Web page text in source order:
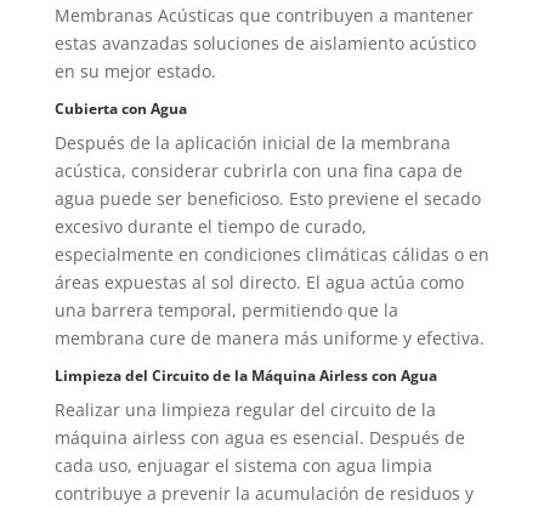
Membranas Acústicas que contribuyen a mantener
estas avanzadas soluciones de aislamiento acústico
en su mejor estado.
Cubierta con Agua
Después de la aplicación inicial de la membrana
acústica, considerar cubrirla con una fina capa de
agua puede ser beneficioso. Esto previene el secado
excesivo durante el tiempo de curado,
especialmente en condiciones climáticas cálidas o en
áreas expuestas al sol directo. El agua actúa como
una barrera temporal, permitiendo que la
membrana cure de manera más uniforme y efectiva.
Limpieza del Circuito de la Máquina Airless con Agua
Realizar una limpieza regular del circuito de la
máquina airless con agua es esencial. Después de
cada uso, enjuagar el sistema con agua limpia
contribuye a prevenir la acumulación de residuos y